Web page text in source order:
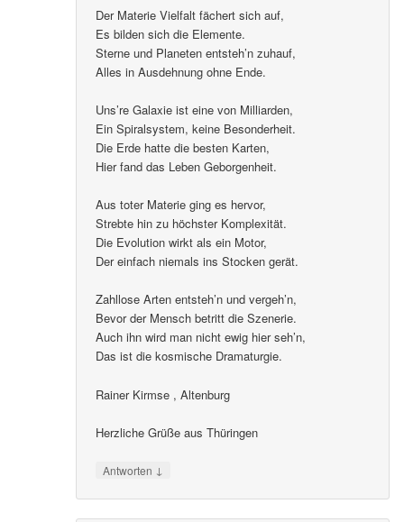
Der Materie Vielfalt fächert sich auf,
Es bilden sich die Elemente.
Sterne und Planeten entsteh’n zuhauf,
Alles in Ausdehnung ohne Ende.
Uns’re Galaxie ist eine von Milliarden,
Ein Spiralsystem, keine Besonderheit.
Die Erde hatte die besten Karten,
Hier fand das Leben Geborgenheit.
Aus toter Materie ging es hervor,
Strebte hin zu höchster Komplexität.
Die Evolution wirkt als ein Motor,
Der einfach niemals ins Stocken gerät.
Zahllose Arten entsteh’n und vergeh’n,
Bevor der Mensch betritt die Szenerie.
Auch ihn wird man nicht ewig hier seh’n,
Das ist die kosmische Dramaturgie.
Rainer Kirmse , Altenburg
Herzliche Grüße aus Thüringen
Antworten ↓